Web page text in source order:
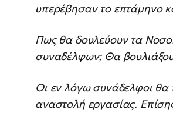
υπερέβησαν το επτάμηνο
Πως θα δουλεύουν τα
συναδέλφων; Θα
Οι εν λόγω συνάδελφοι
αναστολή εργασίας.